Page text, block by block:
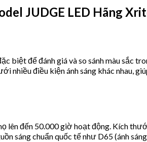
JUDGE LED Hãng
biệt để đánh giá và so sánh màu sắc
nhiều điều kiện ánh sáng khác nhau,
đến 50.000 giờ hoạt động. Kích
sáng chuẩn quốc tế như D65 (ánh